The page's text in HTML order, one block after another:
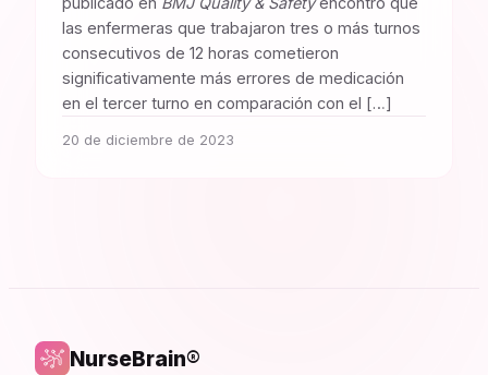
las enfermeras que trabajaron tres o más turnos
consecutivos de 12 horas cometieron
significativamente más errores de medicación
en el tercer turno en comparación con el […]
20 de diciembre de 2023
NurseBrain®